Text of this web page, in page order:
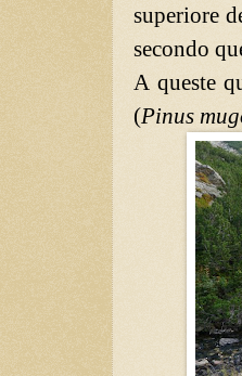
superiore
secondo
A queste
(Pinus